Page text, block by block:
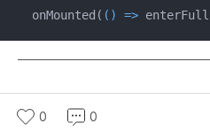
  onMounted(
() =>
참고자료
0 0